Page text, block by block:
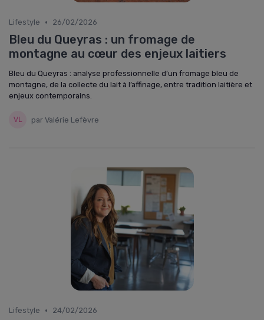
Lifestyle • 26/02/2026
Bleu du Queyras : un fromage de
montagne au cœur des enjeux laitiers
Bleu du Queyras : analyse professionnelle d’un fromage bleu de
montagne, de la collecte du lait à l’affinage, entre tradition laitière et
enjeux contemporains.
par Valérie Lefèvre
Lifestyle • 24/02/2026